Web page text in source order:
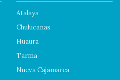
Atalaya
Chulucanas
Huaura
Tarma
Nueva Cajamarca